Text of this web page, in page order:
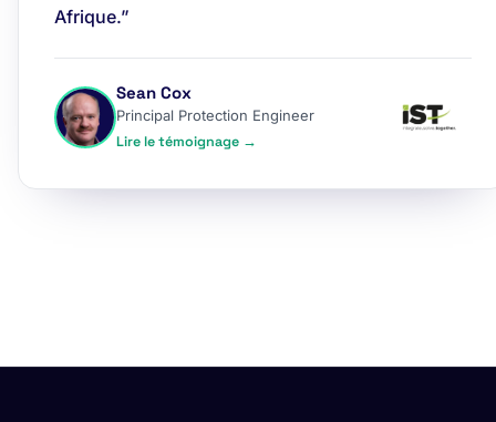
Afrique.”
Sean Cox
Principal Protection Engineer
Lire le témoignage →